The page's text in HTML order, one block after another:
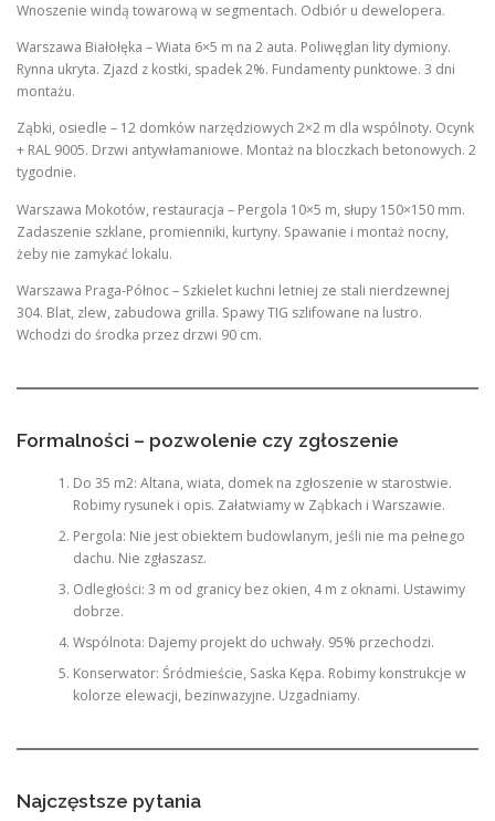
Wnoszenie windą towarową w segmentach. Odbiór u dewelopera.
Warszawa Białołęka – Wiata 6×5 m na 2 auta. Poliwęglan lity dymiony.
Rynna ukryta. Zjazd z kostki, spadek 2%. Fundamenty punktowe. 3 dni
montażu.
Ząbki, osiedle – 12 domków narzędziowych 2×2 m dla wspólnoty. Ocynk
+ RAL 9005. Drzwi antywłamaniowe. Montaż na bloczkach betonowych. 2
tygodnie.
Warszawa Mokotów, restauracja – Pergola 10×5 m, słupy 150×150 mm.
Zadaszenie szklane, promienniki, kurtyny. Spawanie i montaż nocny,
żeby nie zamykać lokalu.
Warszawa Praga-Północ – Szkielet kuchni letniej ze stali nierdzewnej
304. Blat, zlew, zabudowa grilla. Spawy TIG szlifowane na lustro.
Wchodzi do środka przez drzwi 90 cm.
Formalności – pozwolenie czy zgłoszenie
Do 35 m2: Altana, wiata, domek na zgłoszenie w starostwie.
Robimy rysunek i opis. Załatwiamy w Ząbkach i Warszawie.
Pergola: Nie jest obiektem budowlanym, jeśli nie ma pełnego
dachu. Nie zgłaszasz.
Odległości: 3 m od granicy bez okien, 4 m z oknami. Ustawimy
dobrze.
Wspólnota: Dajemy projekt do uchwały. 95% przechodzi.
Konserwator: Śródmieście, Saska Kępa. Robimy konstrukcje w
kolorze elewacji, bezinwazyjne. Uzgadniamy.
Najczęstsze pytania